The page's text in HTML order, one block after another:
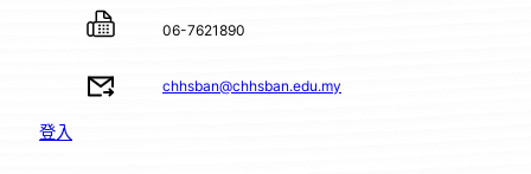
06-7621890
chhsban@chhsban.edu.my
登入